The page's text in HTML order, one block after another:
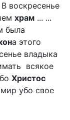
В воскресенье
храм ... ...
была
а этого
владыка
всякое
Христос
убо свое